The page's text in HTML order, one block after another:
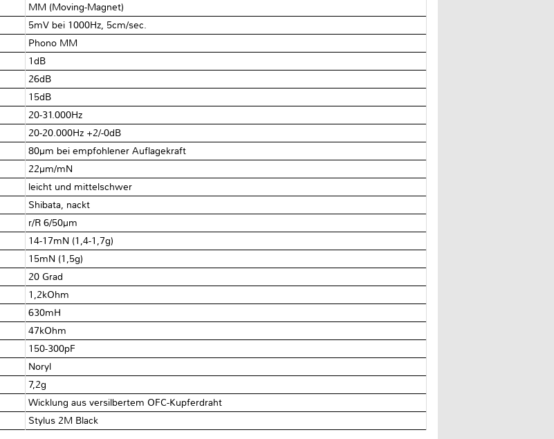
MM (Moving-Magnet)
5mV bei 1000Hz, 5cm/sec.
Phono MM
1dB
26dB
15dB
20-31.000Hz
20-20.000Hz +2/-0dB
80µm bei empfohlener Auflagekraft
22µm/mN
leicht und mittelschwer
Shibata, nackt
r/R 6/50µm
14-17mN (1,4-1,7g)
15mN (1,5g)
20 Grad
1,2kOhm
630mH
47kOhm
150-300pF
Noryl
7,2g
Wicklung aus versilbertem OFC-Kupferdraht
Stylus 2M Black